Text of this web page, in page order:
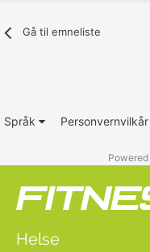
Gå til emneliste
Språk Personvernvilkår
Helse